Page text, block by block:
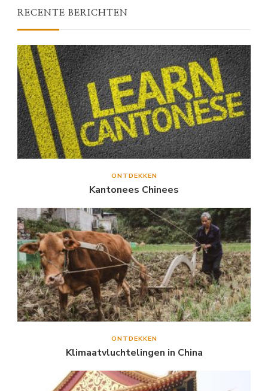
RECENTE BERICHTEN
ONTDEKKEN
Kantonees Chinees
ONTDEKKEN
Klimaatvluchtelingen in China